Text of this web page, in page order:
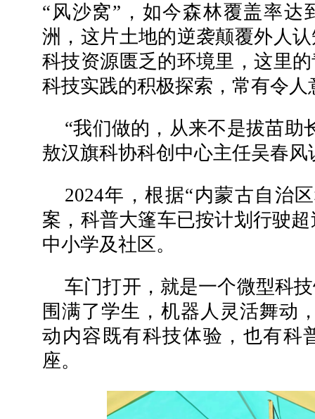
“风沙窝”，如今森林覆盖率
洲，这片土地的逆袭颠覆外人
科技资源匮乏的环境里，这里
科技实践的积极探索，常有令人
“我们做的，从来不是拔苗助
敖汉旗科协科创中心主任吴春风
2024年，根据“内蒙古自治
案，科普大篷车已按计划行驶
中小学及社区。
车门打开，就是一个微型科
围满了学生，机器人灵活舞动
动内容既有科技体验，也有科
座。